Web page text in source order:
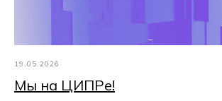
19.05.2026
Мы на ЦИПРе!